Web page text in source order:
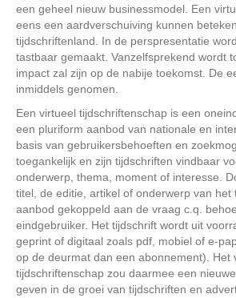
een geheel nieuw businessmodel. Een
eens een aardverschuiving kunnen
tijdschriftenland. In de perspresentatie
tastbaar gemaakt. Vanzelfsprekend wordt
impact zal zijn op de nabije toekomst. De
inmiddels genomen.
Een virtueel tijdschriftenschap is een
een pluriform aanbod van nationale en
basis van gebruikersbehoeften en
toegankelijk en zijn tijdschriften vindbaar
onderwerp, thema, moment of interesse.
titel, de editie, artikel of onderwerp van het
aanbod gekoppeld aan de vraag c.q.
eindgebruiker. Het tijdschrift wordt uit
geprint of digitaal zoals pdf, mobiel of e-
op de deurmat dan een abonnement). Het
tijdschriftenschap zou daarmee een
geven in de groei van tijdschriften en